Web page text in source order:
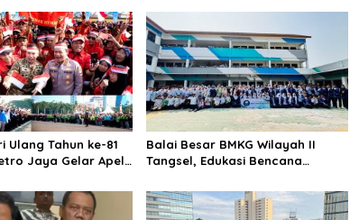
Ulang Tahun ke-81
Jaya Gelar Apel
Balai Besar BMKG Wilayah II
Tangsel, Edukasi Bencana
kepada pelajar UPTD SMPN 23